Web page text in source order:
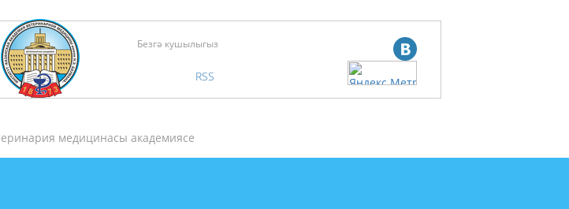
Безгә кушылыгыз
RSS
медицинасы академиясе